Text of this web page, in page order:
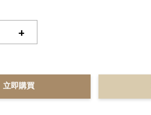
+
立即購買